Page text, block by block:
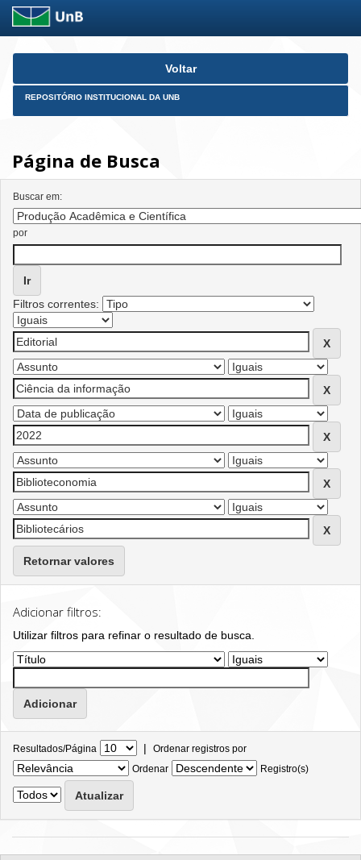
Skip
Voltar
REPOSITÓRIO INSTITUCIONAL DA UNB
Página de Busca
Buscar em:
por
Filtros correntes:
Retornar valores
Adicionar filtros:
Utilizar filtros para refinar o resultado de busca.
Resultados/Página | Ordenar registros por
Ordenar
Registro(s)